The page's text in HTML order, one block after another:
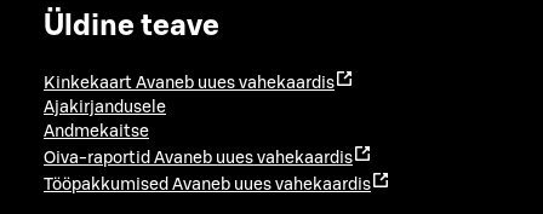
Üldine teave
Kinkekaart Avaneb uues vahekaardis
Ajakirjandusele
Andmekaitse
Oiva-raportid Avaneb uues vahekaardis
Tööpakkumised Avaneb uues vahekaardis